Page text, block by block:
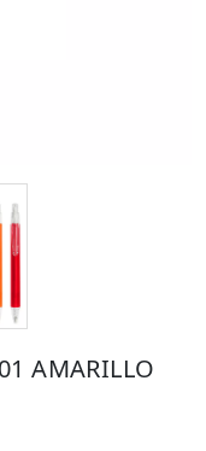
AMARILLO